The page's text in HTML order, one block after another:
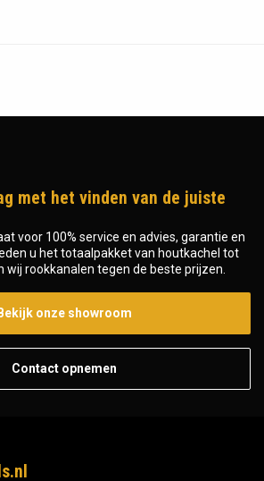
met het vinden van de juiste
voor 100% service en advies, garantie en
u het totaalpakket van houtkachel tot
wij rookkanalen tegen de beste prijzen.
Bekijk onze showroom
Contact opnemen